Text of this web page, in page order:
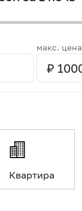
макс. цена
Квартира